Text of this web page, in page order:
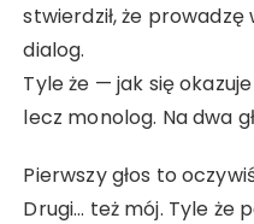
stwierdził, że
dialog.
Tyle że — jak się
lecz monolog. Na dwa
Pierwszy głos to
Drugi… też mój. Tyle że